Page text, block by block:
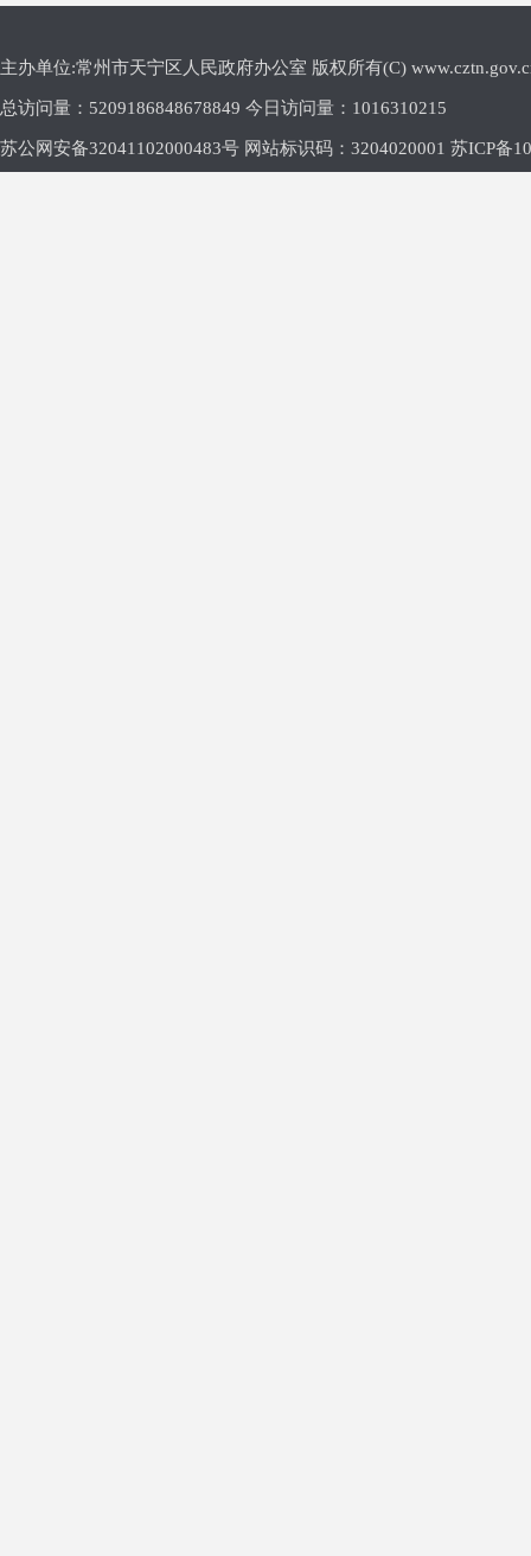
主办单位:常州市天宁区人民政府办公室 版权所有(C)
总访问量： 5209186848678849 今日访问量： 1016310215
苏公网安备32041102000483号 网站标识码：3204020001 苏ICP备